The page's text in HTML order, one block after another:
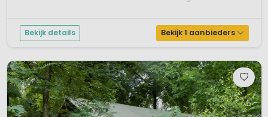
Bekijk details Bekijk 1 aanbieders